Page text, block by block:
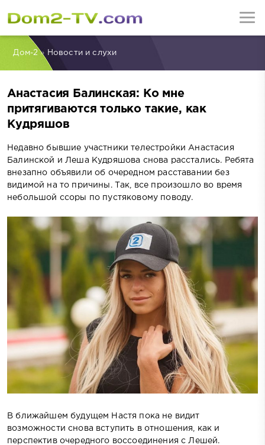
Дом-2» Новости и слухи
Анастасия Балинская: Ко мне
притягиваются только такие, как
Кудряшов
Недавно бывшие участники телестройки Анастасия
Балинской и Леша Кудряшова снова расстались. Ребята
внезапно объявили об очередном расставании без
видимой на то причины. Так, все произошло во время
небольшой ссоры по пустяковому поводу.
В ближайшем будущем Настя пока не видит
возможности снова вступить в отношения, как и
перспектив очередного воссоединения с Лешей.